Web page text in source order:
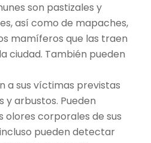
son pastizales y
así como de mapaches,
mamíferos que las traen
ciudad. También pueden
a sus víctimas previstas
y arbustos. Pueden
corporales de sus
pueden detectar